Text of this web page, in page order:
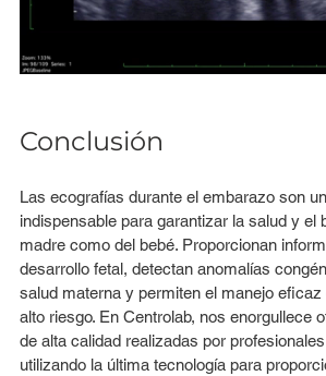
Conclusión
Las ecografías durante el embarazo son
indispensable para garantizar la salud y el
madre como del bebé. Proporcionan
desarrollo fetal, detectan anomalías
salud materna y permiten el manejo
alto riesgo. En Centrolab, nos enorgullece
de alta calidad realizadas por
utilizando la última tecnología para